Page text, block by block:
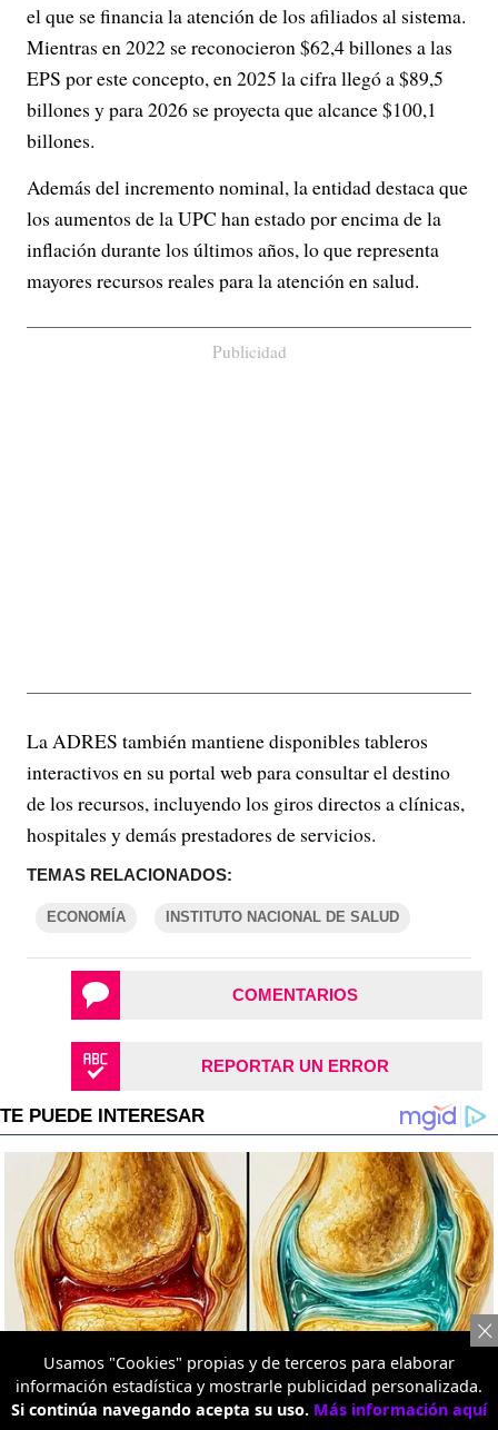
el que se financia la atención de los afiliados al sistema.
Mientras en 2022 se reconocieron $62,4 billones a las
EPS por este concepto, en 2025 la cifra llegó a $89,5
billones y para 2026 se proyecta que alcance $100,1
billones.
Además del incremento nominal, la entidad destaca que
los aumentos de la UPC han estado por encima de la
inflación durante los últimos años, lo que representa
mayores recursos reales para la atención en salud.
Publicidad
La ADRES también mantiene disponibles tableros
interactivos en su portal web para consultar el destino
de los recursos, incluyendo los giros directos a clínicas,
hospitales y demás prestadores de servicios.
TEMAS RELACIONADOS:
ECONOMÍA INSTITUTO NACIONAL DE SALUD
COMENTARIOS
REPORTAR UN ERROR
Usamos "Cookies" propias y de terceros para elaborar
información estadística y mostrarle publicidad personalizada.
Si continúa navegando acepta su uso. Más información aquí